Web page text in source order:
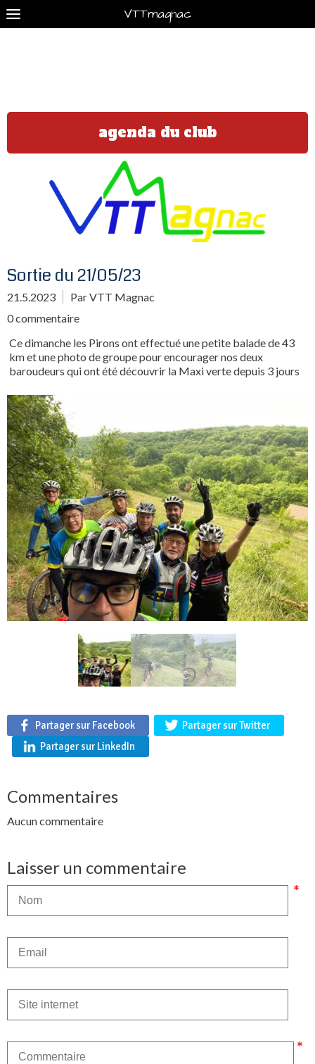
VTTmagnac
agenda du club
Sortie du 21/05/23
21.5.2023
Par VTT Magnac
0 commentaire
Ce dimanche les Pirons ont effectué une petite balade de 43
km et une photo de groupe pour encourager nos deux
baroudeurs qui ont été découvrir la Maxi verte depuis 3 jours
Partager sur Facebook
Partager sur Twitter
Partager sur LinkedIn
Commentaires
Aucun commentaire
Laisser un commentaire